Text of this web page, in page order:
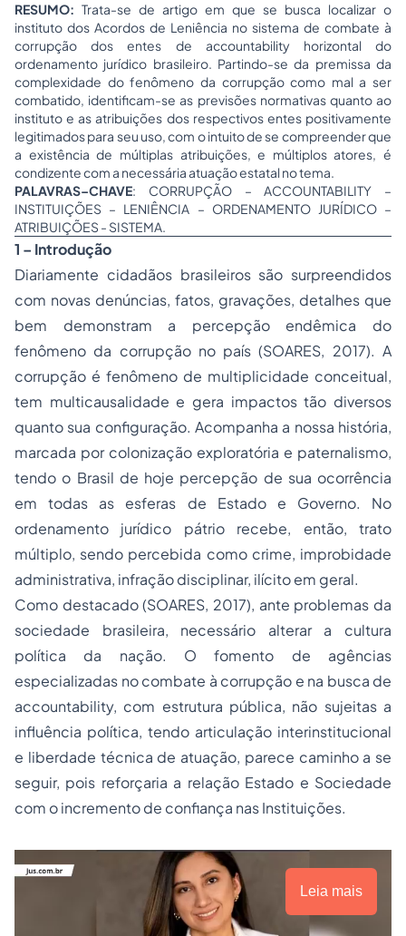
RESUMO: Trata-se de artigo em que se busca localizar o
instituto dos Acordos de Leniência no sistema de combate à
corrupção dos entes de accountability horizontal do
ordenamento jurídico brasileiro. Partindo-se da premissa da
complexidade do fenômeno da corrupção como mal a ser
combatido, identificam-se as previsões normativas quanto ao
instituto e as atribuições dos respectivos entes positivamente
legitimados para seu uso, com o intuito de se compreender que
a existência de múltiplas atribuições, e múltiplos atores, é
condizente com a necessária atuação estatal no tema.
PALAVRAS–CHAVE: CORRUPÇÃO – ACCOUNTABILITY –
INSTITUIÇÕES – LENIÊNCIA – ORDENAMENTO JURÍDICO –
ATRIBUIÇÕES - SISTEMA.
1 – Introdução
Diariamente cidadãos brasileiros são surpreendidos
com novas denúncias, fatos, gravações, detalhes que
bem demonstram a percepção endêmica do
fenômeno da corrupção no país (SOARES, 2017). A
corrupção é fenômeno de multiplicidade conceitual,
tem multicausalidade e gera impactos tão diversos
quanto sua configuração. Acompanha a nossa história,
marcada por colonização exploratória e paternalismo,
tendo o Brasil de hoje percepção de sua ocorrência
em todas as esferas de Estado e Governo. No
ordenamento jurídico pátrio recebe, então, trato
múltiplo, sendo percebida como crime, improbidade
administrativa, infração disciplinar, ilícito em geral.
Como destacado (SOARES, 2017), ante problemas da
sociedade brasileira, necessário alterar a cultura
política da nação. O fomento de agências
especializadas no combate à corrupção e na busca de
accountability, com estrutura pública, não sujeitas a
influência política, tendo articulação interinstitucional
e liberdade técnica de atuação, parece caminho a se
seguir, pois reforçaria a relação Estado e Sociedade
com o incremento de confiança nas Instituições.
Leia mais